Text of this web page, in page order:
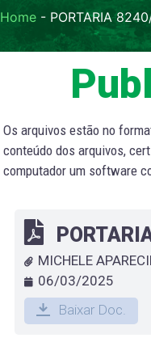
Home - PORTARIA
Os arquivos estão no
conteúdo dos arquivos,
computador um software
06/03/2025
Baixar Doc.